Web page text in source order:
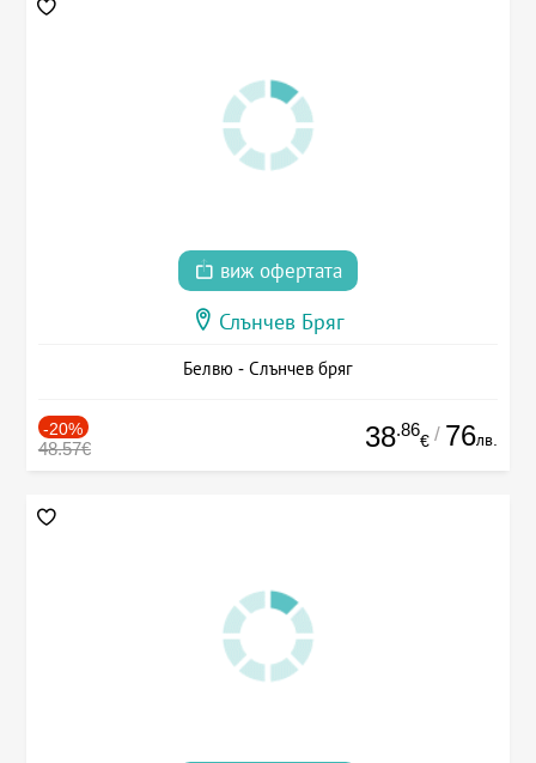
виж офертата
Слънчев Бряг
Белвю - Слънчев бряг
-20%
48.57€ 38.86
€ / 76лв.